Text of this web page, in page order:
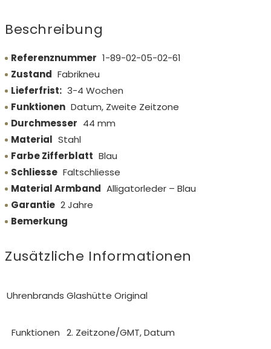
Beschreibung
Referenznummer 1-89-02-05-02-61
Zustand Fabrikneu
Lieferfrist: 3-4 Wochen
Funktionen Datum, Zweite Zeitzone
Durchmesser 44 mm
Material Stahl
Farbe Zifferblatt Blau
Schliesse Faltschliesse
Material Armband Alligatorleder – Blau
Garantie 2 Jahre
Bemerkung
Zusätzliche Informationen
Uhrenbrands Glashütte Original
Funktionen 2. Zeitzone/GMT, Datum